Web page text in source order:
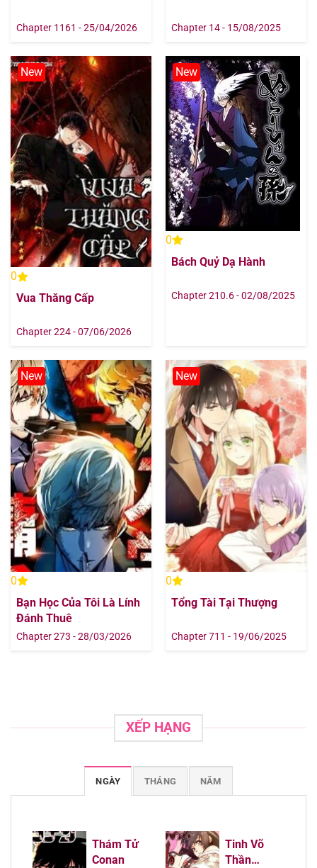
Chapter 1161 - 25/04/2026 Chapter 14 - 15/08/2025
New
0
Vua Thăng Cấp
Chapter 224 - 07/06/2026
New
0
Bách Quỷ Dạ Hành
Chapter 210.6 - 02/08/2025
New
0
Bạn Học Của Tôi Là Lính
Đánh Thuê
Chapter 273 - 28/03/2026
New
0
Tổng Tài Tại Thượng
Chapter 711 - 19/06/2025
XẾP HẠNG
NGÀY THÁNG NĂM
Thám Tử
Conan
Tinh Võ
Thần